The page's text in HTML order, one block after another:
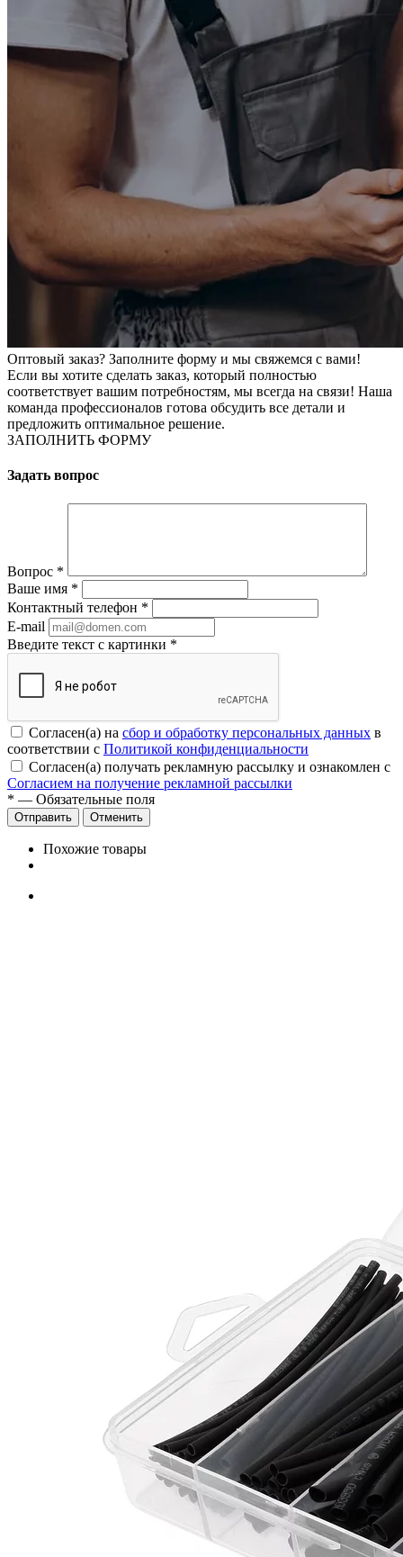
Оптовый заказ? Заполните форму и мы свяжемся с вами!
Если вы хотите сделать заказ, который полностью
соответствует вашим потребностям, мы всегда на связи! Наша
команда профессионалов готова обсудить все детали и
предложить оптимальное решение.
ЗАПОЛНИТЬ ФОРМУ
Задать вопрос
Вопрос *
Ваше имя *
Контактный телефон *
E-mail
Введите текст с картинки *
Согласен(а) на сбор и обработку персональных данных в
соответствии с Политикой конфиденциальности
Согласен(а) получать рекламную рассылку и ознакомлен с
Согласием на получение рекламной рассылки
* — Обязательные поля
Отменить
Похожие товары